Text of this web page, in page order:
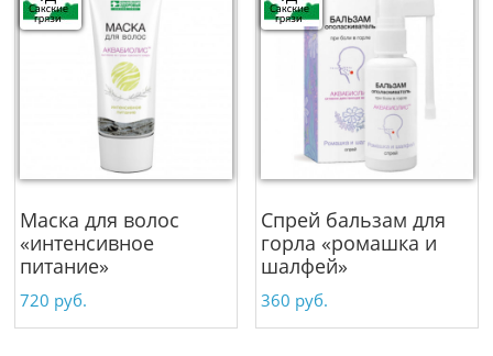
Маска для волос
«интенсивное
питание»
720 руб.
Спрей бальзам для
горла «ромашка и
шалфей»
360 руб.